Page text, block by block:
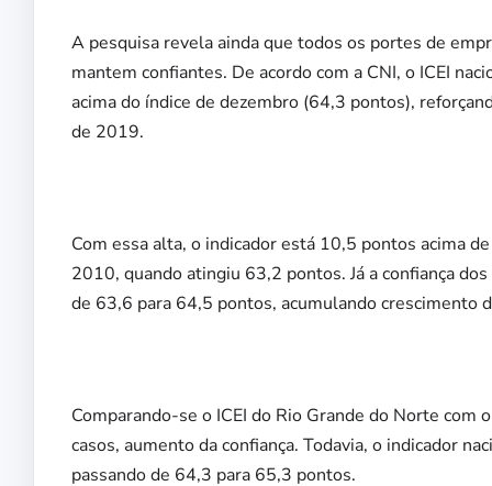
A pesquisa revela ainda que todos os portes de
mantem confiantes. De acordo com a CNI, o ICEI
acima do índice de dezembro (64,3 pontos),
de 2019.
Com essa alta, o indicador está 10,5 pontos acima
2010, quando atingiu 63,2 pontos. Já a confiança
de 63,6 para 64,5 pontos, acumulando
Comparando-se o ICEI do Rio Grande do Norte
casos, aumento da confiança. Todavia, o indicador
passando de 64,3 para 65,3 pontos.